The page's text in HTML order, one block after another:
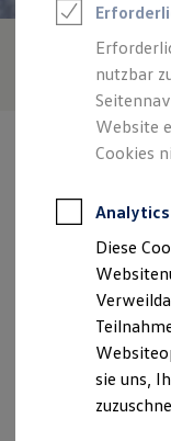
Leasing
Kfz-
Anpfiff
Verantwortlich für
& Co. KG,
Druffels
nutzbar
Website
Cookies
Diese
sie uns,